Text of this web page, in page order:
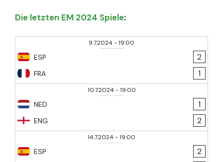
Die letzten EM 2024 Spiele:
9.7.2024-19:00
ESP
FRA
2
1
10.7.2024-19:00
NED
ENG
1
2
14.7.2024-19:00
ESP
2